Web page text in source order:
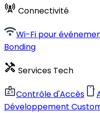
cell_tower Connectivité
wifiWi-Fi pour
Bonding
handyman Services Tech
badgeContrôle d'Accès smartphone
Développement